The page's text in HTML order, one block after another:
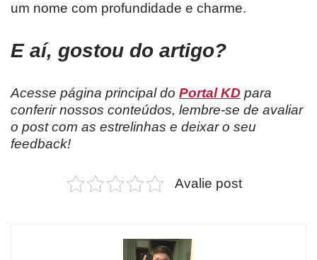
um nome com profundidade e charme.
E aí, gostou do artigo?
Acesse página principal do Portal KD para
conferir nossos conteúdos, lembre-se de avaliar
o post com as estrelinhas e deixar o seu
feedback!
Avalie post